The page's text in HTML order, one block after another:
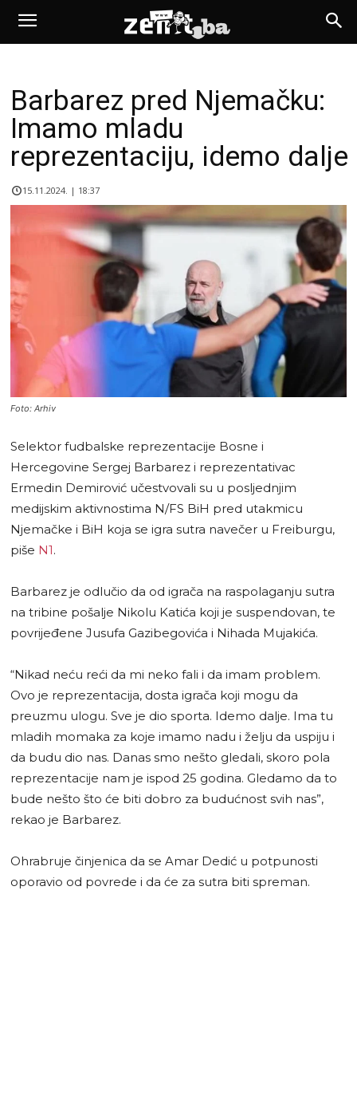
Barbarez pred Njemačku:
Imamo mladu
reprezentaciju, idemo dalje
15.11.2024. | 18:37
Foto: Arhiv
Selektor fudbalske reprezentacije Bosne i
Hercegovine Sergej Barbarez i reprezentativac
Ermedin Demirović učestvovali su u posljednjim
medijskim aktivnostima N/FS BiH pred utakmicu
Njemačke i BiH koja se igra sutra navečer u Freiburgu,
piše N1.
Barbarez je odlučio da od igrača na raspolaganju sutra
na tribine pošalje Nikolu Katića koji je suspendovan, te
povrijeđene Jusufa Gazibegovića i Nihada Mujakića.
“Nikad neću reći da mi neko fali i da imam problem.
Ovo je reprezentacija, dosta igrača koji mogu da
preuzmu ulogu. Sve je dio sporta. Idemo dalje. Ima tu
mladih momaka za koje imamo nadu i želju da uspiju i
da budu dio nas. Danas smo nešto gledali, skoro pola
reprezentacije nam je ispod 25 godina. Gledamo da to
bude nešto što će biti dobro za budućnost svih nas”,
rekao je Barbarez.
Ohrabruje činjenica da se Amar Dedić u potpunosti
oporavio od povrede i da će za sutra biti spreman.